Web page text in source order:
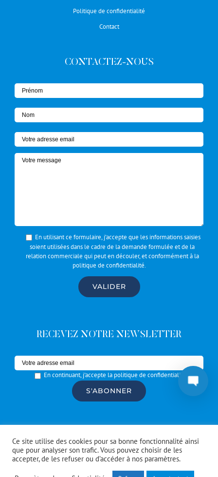
Politique de confidentialité
Contact
CONTACTEZ-NOUS
En utilisant ce formulaire, j’accepte que les informations saisies
soient utilisées dans le cadre de la demande formulée et de la
relation commerciale qui peut en découler, et conformément à la
politique de confidentialité.
RECEVEZ NOTRE NEWSLETTER
En continuant, j'accepte la politique de confidentialité
communication CDKIT
InstagramSpotify
Ce site utilise des cookies pour sa bonne fonctionnalité ainsi
que pour analyser son trafic. Vous pouvez choisir de les
accepter, de les refuser ou d’accéder à nos paramètres.